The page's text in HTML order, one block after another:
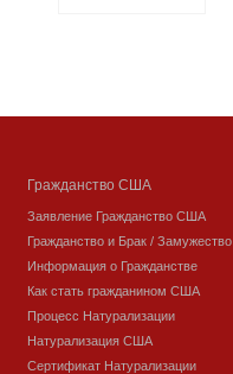
Гражданство США
Заявление Гражданство США
Гражданство и Брак / Замужество
Информация о Гражданстве
Как стать гражданином США
Процесс Натурализации
Натурализация США
Сертификат Натурализации